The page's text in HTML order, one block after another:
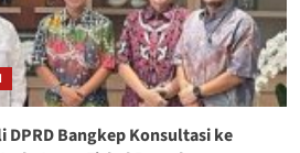
DPRD Bangkep Konsultasi ke